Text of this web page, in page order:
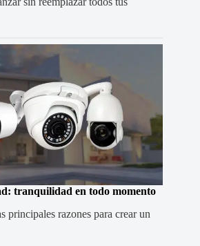
tranquilidad en todo momento
principales razones para crear un